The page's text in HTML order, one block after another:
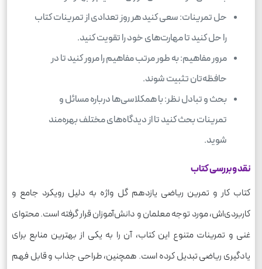
حل تمرینات: سعی کنید هر روز تعدادی از تمرینات کتاب
را حل کنید تا مهارت‌های خود را تقویت کنید.
مرور مفاهیم: به طور مرتب مفاهیم را مرور کنید تا در
حافظه‌تان تثبیت شوند.
بحث و تبادل نظر: با همکلاسی‌ها درباره مسائل و
تمرینات بحث کنید تا از دیدگاه‌های مختلف بهره‌مند
شوید.
نقد و بررسی کتاب
کتاب کار و تمرین ریاضی یازدهم گل واژه به دلیل رویکرد جامع و
کاربردی‌اش، مورد توجه معلمان و دانش‌آموزان قرار گرفته است. محتوای
غنی و تمرینات متنوع این کتاب، آن را به یکی از بهترین منابع برای
یادگیری ریاضی تبدیل کرده است. همچنین، طراحی جذاب و قابل فهم